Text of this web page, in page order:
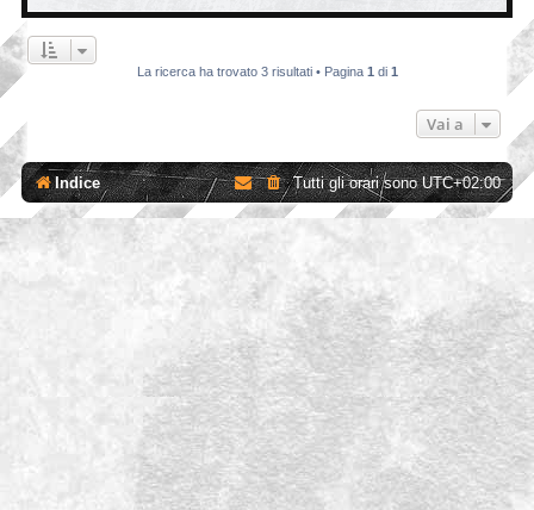
La ricerca ha trovato 3 risultati • Pagina 1 di 1
Vai a
Indice Tutti gli orari sonoUTC+02:00